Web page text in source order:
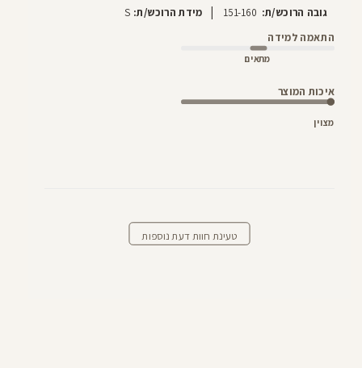
גובה הרוכש/ת: 151-160
| מידת הרוכש/ת: S
התאמה למידה
מתאים
איכות המוצר
מצוין
טעינת חוות דעת נוספות